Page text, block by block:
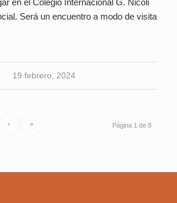
Será un encuentro a modo de visita
19 febrero, 2024
Página 1 de 8
› »